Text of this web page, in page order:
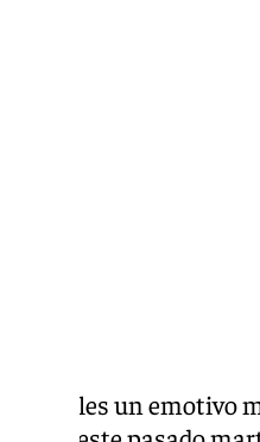
miércoles un emotivo